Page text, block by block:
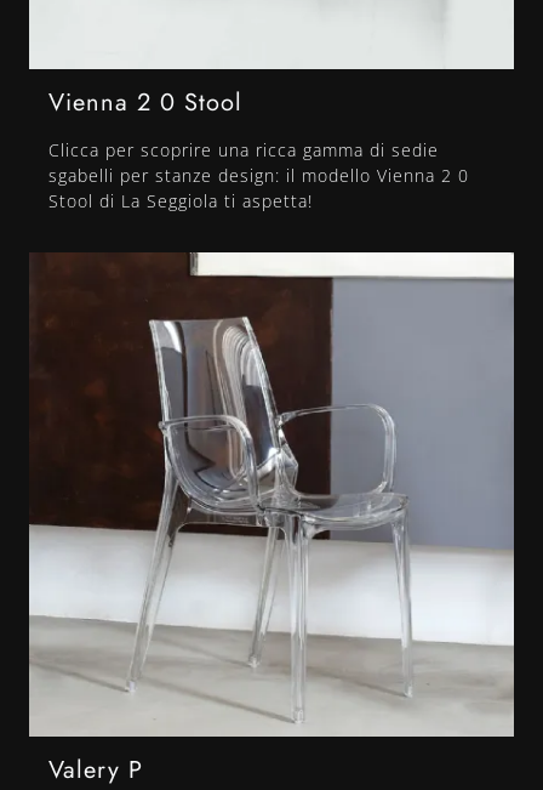
Vienna 2 0 Stool
Clicca per scoprire una ricca gamma di sedie
sgabelli per stanze design: il modello Vienna 2 0
Stool di La Seggiola ti aspetta!
Valery P